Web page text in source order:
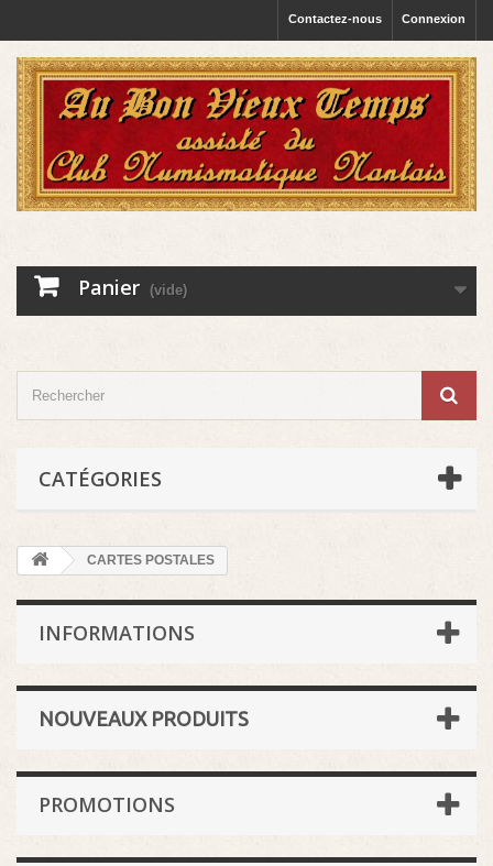
Connexion
Contactez-nous
Panier (vide)
CATÉGORIES
CARTES POSTALES
INFORMATIONS
NOUVEAUX PRODUITS
PROMOTIONS